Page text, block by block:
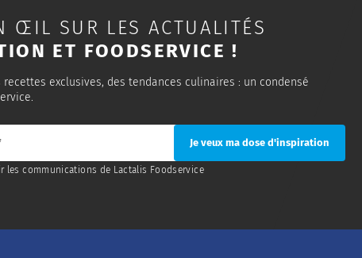
ŒIL SUR LES ACTUALITÉS
ET FOODSERVICE !
recettes exclusives, des tendances culinaires : un condensé
les communications de Lactalis Foodservice